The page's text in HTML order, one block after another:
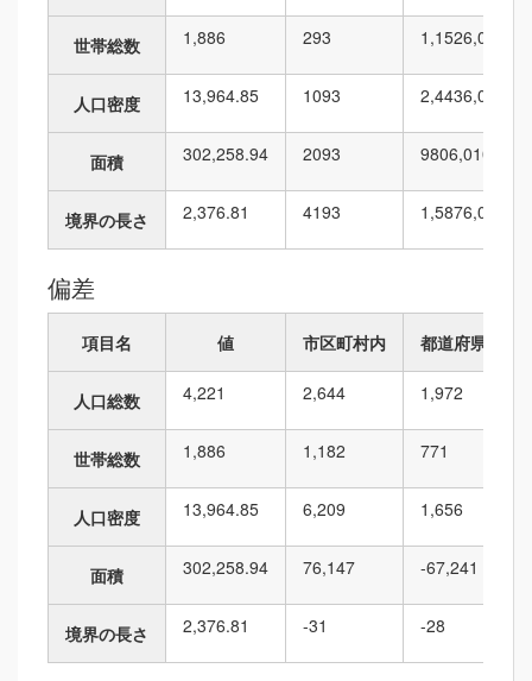
世帯総数 1,886 293 1,1526,010
人口密度 13,964.85 1093 2,4436,010
面積 302,258.94 2093 9806,010
境界の長さ 2,376.81 4193 1,5876,010
偏差
項目名 値 市区町村内 都道府県内
人口総数 4,221 2,644 1,972
世帯総数 1,886 1,182 771
人口密度 13,964.85 6,209 1,656
面積 302,258.94 76,147 -67,241
境界の長さ 2,376.81 -31 -28